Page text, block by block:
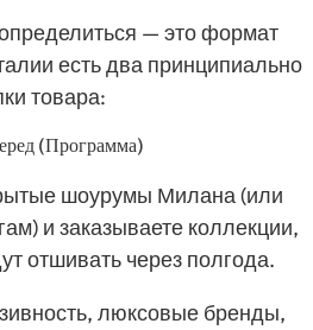
— это формат
есть два принципиально
товара:
(Программа)
шоурумы Милана (или
и заказываете коллекции,
отшивать через полгода.
люксовые бренды,